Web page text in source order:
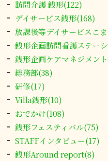
訪問介護 銭形(122)
デイサービス銭形(168)
放課後等デイサービスこ
銭形企画訪問看護ステー
銭形企画ケアマネジメン
総務部(38)
研修(17)
Villa銭形(10)
おでかけ(108)
銭形フェスティバル(75)
STAFFインタビュー(17)
銭形Around report(8)